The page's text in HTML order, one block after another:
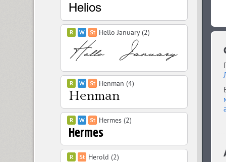
Hello January (2)
Henman (4)
Hermes (2)
Herold (2)